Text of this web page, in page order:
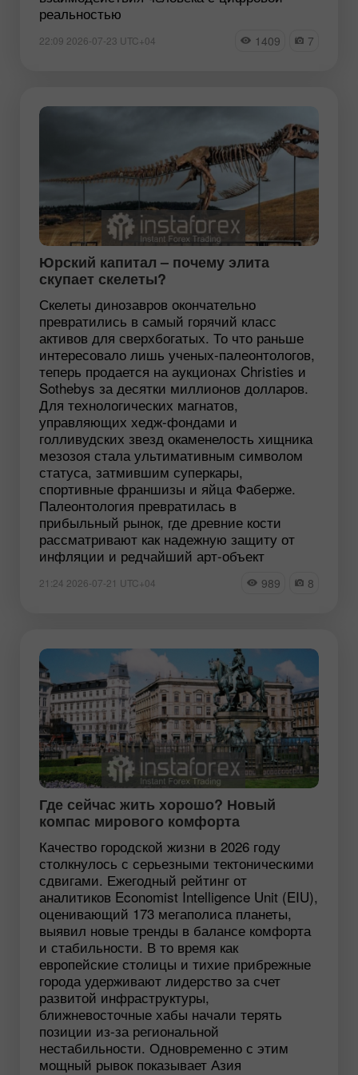
реальностью
22:09 2026-07-23 UTC+04 1409 7
Юрский капитал – почему элита
скупает скелеты?
Скелеты динозавров окончательно
превратились в самый горячий класс
активов для сверхбогатых. То что раньше
интересовало лишь ученых-палеонтологов,
теперь продается на аукционах Christies и
Sothebys за десятки миллионов долларов.
Для технологических магнатов,
управляющих хедж-фондами и
голливудских звезд окаменелость хищника
мезозоя стала ультимативным символом
статуса, затмившим суперкары,
спортивные франшизы и яйца Фаберже.
Палеонтология превратилась в
прибыльный рынок, где древние кости
рассматривают как надежную защиту от
инфляции и редчайший арт-объект
21:24 2026-07-21 UTC+04 989 8
Где сейчас жить хорошо? Новый
компас мирового комфорта
Качество городской жизни в 2026 году
столкнулось с серьезными тектоническими
сдвигами. Ежегодный рейтинг от
аналитиков Economist Intelligence Unit (EIU),
оценивающий 173 мегаполиса планеты,
выявил новые тренды в балансе комфорта
и стабильности. В то время как
европейские столицы и тихие прибрежные
города удерживают лидерство за счет
развитой инфраструктуры,
ближневосточные хабы начали терять
позиции из-за региональной
нестабильности. Одновременно с этим
мощный рывок показывает Азия